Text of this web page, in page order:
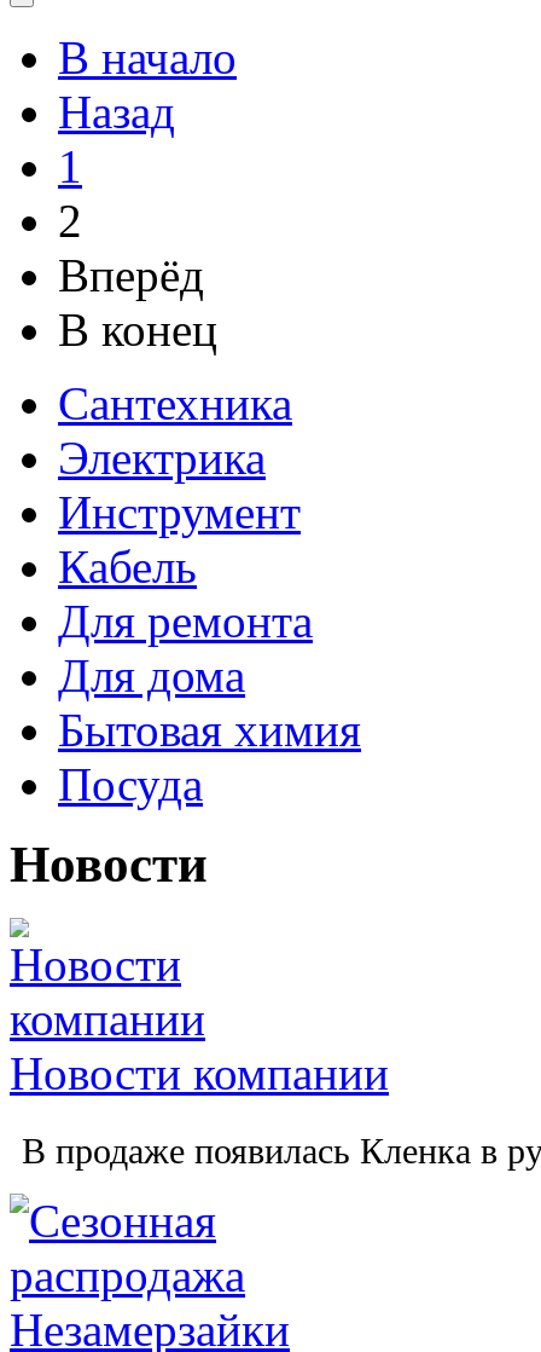
В начало
Назад
1
2
Вперёд
В конец
Cантехника
Электрика
Инструмент
Кабель
Для ремонта
Для дома
Бытовая химия
Посуда
Новости
Новости компании
В продаже появилась Кленка в